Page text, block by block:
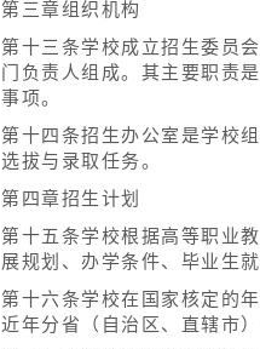
第三章组织机构
第十三条学校成立招生委员
门负责人组成。其主要职责
事项。
第十四条招生办公室是学校
选拔与录取任务。
第四章招生计划
第十五条学校根据高等职业
展规划、办学条件、毕业生
第十六条学校在国家核定的
近年分省（自治区、直辖市